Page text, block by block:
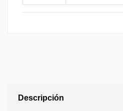
Descripción